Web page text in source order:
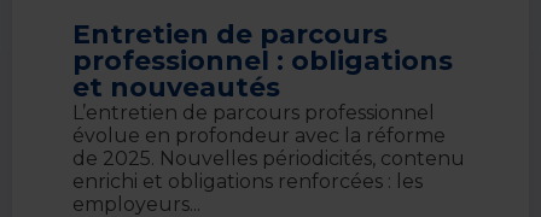
Entretien de parcours
professionnel : obligations
et nouveautés
L’entretien de parcours professionnel
évolue en profondeur avec la réforme
de 2025. Nouvelles périodicités, contenu
enrichi et obligations renforcées : les
employeurs...